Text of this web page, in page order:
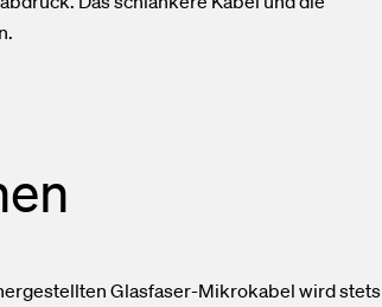
Glasfaser-Mikrokabel wird stets